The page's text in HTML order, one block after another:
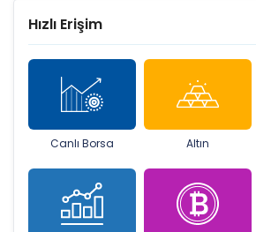
Hızlı Erişim
Canlı Borsa Altın